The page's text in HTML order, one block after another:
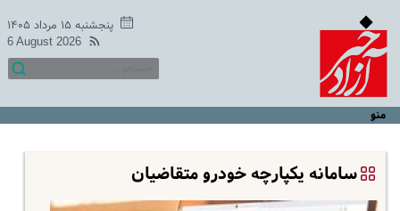
پنجشنبه ۱۵ مرداد ۱۴۰۵
6 August 2026
منو
سامانه یکپارچه خودرو متقاضیان